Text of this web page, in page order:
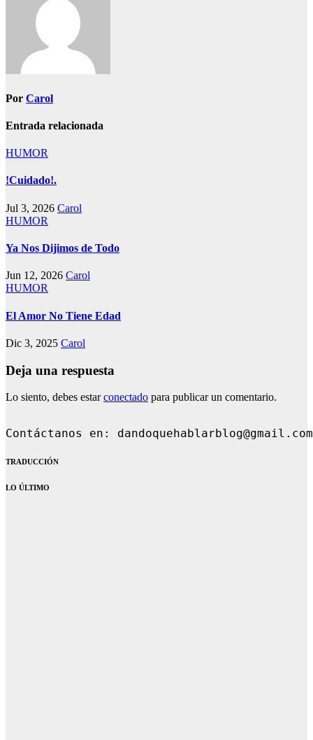
Por Carol
Entrada relacionada
HUMOR
!Cuidado!.
Jul 3, 2026 Carol
HUMOR
Ya Nos Dijimos de Todo
Jun 12, 2026 Carol
HUMOR
El Amor No Tiene Edad
Dic 3, 2025 Carol
Deja una respuesta
Lo siento, debes estarconectado para publicar un comentario.
Contáctanos en: dan
TRADUCCIÓN
LO ÚLTIMO